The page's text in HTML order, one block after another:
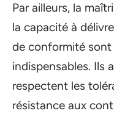
Par ailleurs, la
la capacité à
de conformité sont
indispensables. Ils
respectent les
résistance aux